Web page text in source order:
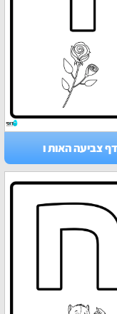
דף צביעה האות ו